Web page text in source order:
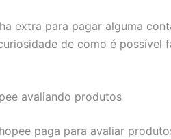
extra para pagar alguma
de como é possível
avaliando produtos
paga para avaliar